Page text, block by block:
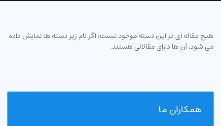
هیج مقاله ای در این دسته موجود نیست، اگر نام زیر دسته ها نمایش داده
می شود، آن ها دارای مقالاتی هستند.
همکاران ما